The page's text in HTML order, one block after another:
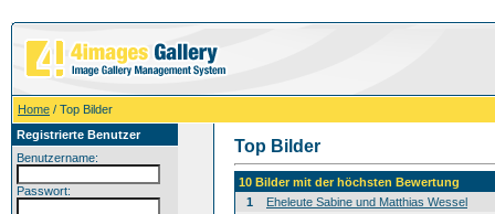
Home / Top Bilder
Registrierte Benutzer
Benutzername:
Passwort:
Top Bilder
10 Bilder mit der höchsten Bewertung
1
Eheleute Sabine und Matthias Wessel